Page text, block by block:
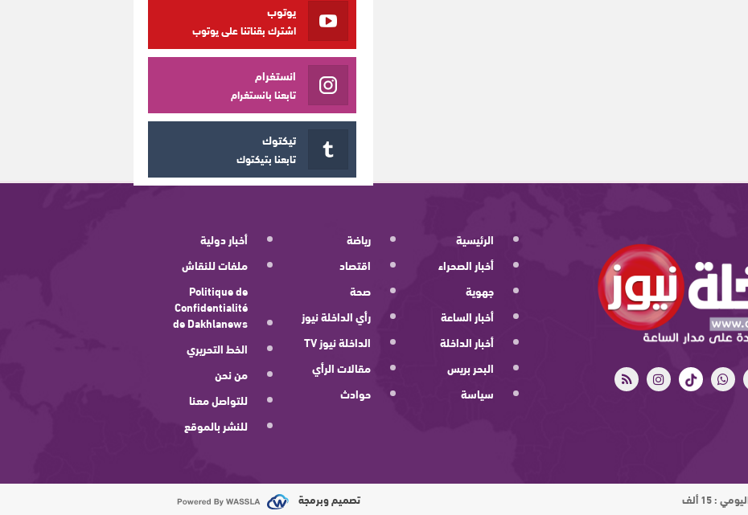
يوتوب
اشترك بقناتنا على يوتوب
انستغرام
تابعنا بانستغرام
تيكتوك
تابعنا بتيكتوك
الرئيسية
أخبار الصحراء
جهوية
أخبار الساعة
أخبار الداخلة
البحر بريس
سياسة
رياضة
اقتصاد
صحة
رأي الداخلة نيوز
الداخلة نيوز TV
مقالات الرأي
حوادث
أخبار دولية
ملفات للنقاش
Politique de
Confidentialité
de Dakhlanews
الخط التحريري
من نحن
للتواصل معنا
للنشر بالموقع
تصميم وبرمجة